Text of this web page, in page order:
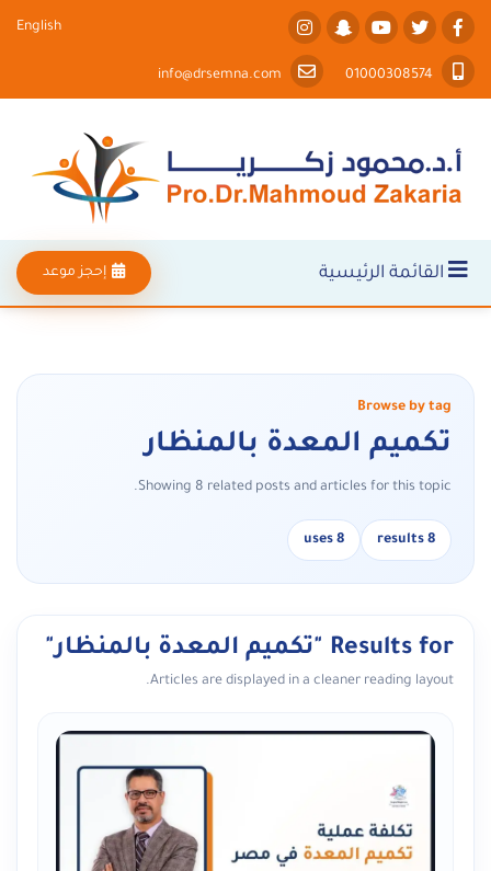
English
القائمة الرئيسية إحجز موعد
Browse by tag
تكميم المعدة بالمنظار
Showing 8 related posts and articles for this topic.
8 results
8 uses
Results for "تكميم المعدة بالمنظار"
Articles are displayed in a cleaner reading layout.